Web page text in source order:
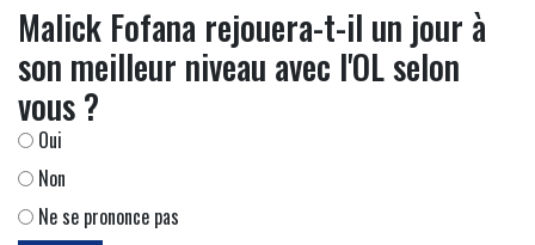
Malick Fofana rejouera-t-il un jour à
son meilleur niveau avec l'OL selon
vous ?
Oui
Non
Ne se prononce pas